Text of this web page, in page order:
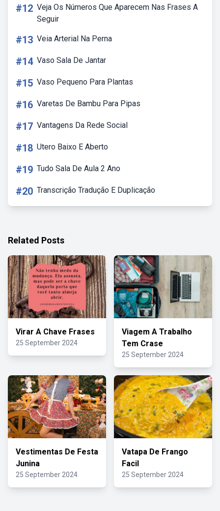
#12 Veja Os Números Que Aparecem Nas Frases A
Seguir
#13 Veia Arterial Na Perna
#14 Vaso Sala De Jantar
#15 Vaso Pequeno Para Plantas
#16 Varetas De Bambu Para Pipas
#17 Vantagens Da Rede Social
#18 Utero Baixo E Aberto
#19 Tudo Sala De Aula 2 Ano
#20 Transcrição Tradução E Duplicação
Related Posts
Virar A Chave Frases
25 September 2024
Viagem A Trabalho
Tem Crase
25 September 2024
Vestimentas De Festa
Junina
25 September 2024
Vatapa De Frango
Facil
25 September 2024